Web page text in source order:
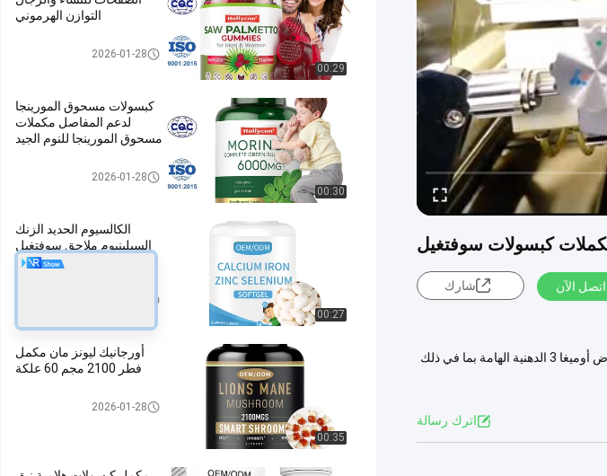
اتصل الآن شارك
تعزيز الذاكرة OMEGA 3 زيت السمك الحلوي / زيت السمك الجيلاتين كبسولات الوصف: يدعم قلبك: يحتوي على أحماض أوميغا 3 الدهنية الهامة بما في ذلك
اترك رسالة
00:29
التوازن الهرموني
2026-01-28
00:30
كبسولات مسحوق المورينجا
لدعم المفاصل مكملات
مسحوق المورينجا للنوم الجيد
2026-01-28
00:27
الكالسيوم الحديد الزنك
السيلينيوم ملاحق سوفتغيل
00:35
أورجانيك ليونز مان مكمل
فطر 2100 مجم 60 علكة
مكملات تعزيز الذكور2026-01-28